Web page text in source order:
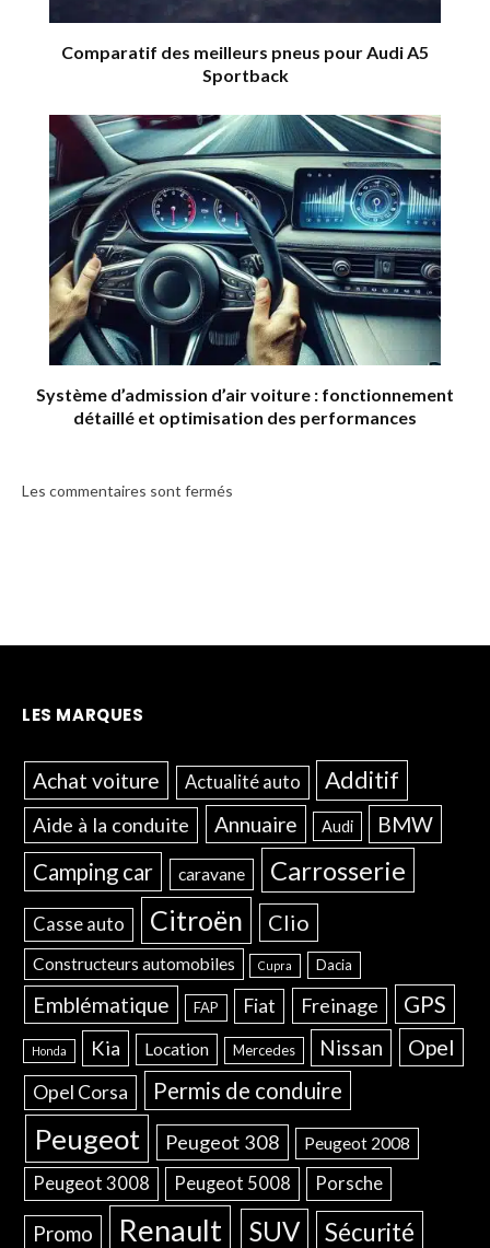
Comparatif des meilleurs pneus pour Audi A5
Sportback
Système d’admission d’air voiture : fonctionnement
détaillé et optimisation des performances
Les commentaires sont fermés
LES MARQUES
Achat voiture Actualité auto Additif
Aide à la conduite Annuaire Audi BMW
Camping car caravane Carrosserie
Casse auto Citroën Clio
Constructeurs automobiles Cupra Dacia
Emblématique FAP Fiat Freinage GPS
Honda Kia Location Mercedes Nissan Opel
Opel Corsa Permis de conduire
Peugeot Peugeot 308 Peugeot 2008
Peugeot 3008 Peugeot 5008 Porsche
Promo Renault SUV Sécurité